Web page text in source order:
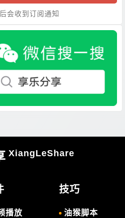
会收到订阅通知
XiangLeShare
播放
技巧
油猴脚本